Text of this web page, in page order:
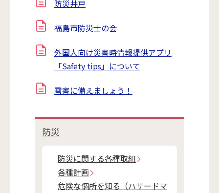
防災井戸
福島市防災士の会
外国人向け災害時情報提供アプリ
「Safety tips」について
雪害に備えましょう！
防災
防災に関する各種取組
各種計画
危険な個所を知る（ハザードマ